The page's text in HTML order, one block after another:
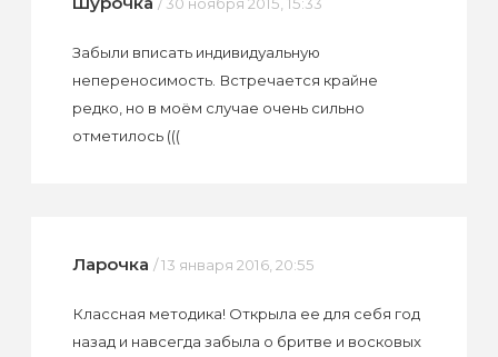
Забыли вписать индивидуальную
непереносимость. Встречается крайне
редко, но в моём случае очень сильно
отметилось (((
Ларочка / 13 января 2016, 20:55
Классная методика! Открыла ее для себя год
назад и навсегда забыла о бритве и восковых